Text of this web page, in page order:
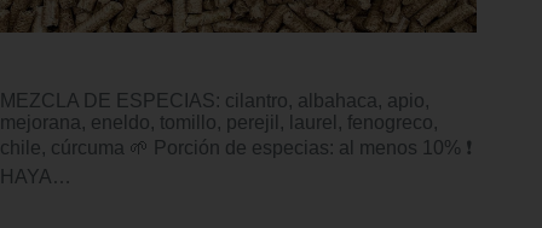
MEZCLA DE ESPECIAS: cilantro, albahaca, apio,
mejorana, eneldo, tomillo, perejil, laurel, fenogreco,
chile, cúrcuma 🌱 Porción de especias: al menos 10% ❗️
HAYA…